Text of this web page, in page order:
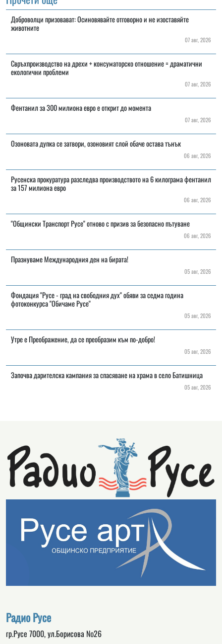
Доброволци призовават: Осиновявайте отговорно и не изоставяйте
животните
07 авг, 2026
Свръхпроизводство на дрехи + консуматорско отношение = драматични
екологични проблеми
07 авг, 2026
Фентанил за 300 милиона евро е открит до момента
07 авг, 2026
Озоновата дупка се затвори, озоновият слой обаче остава тънък
06 авг, 2026
Русенска прокуратура разследва производството на 6 килограма фентанил
за 157 милиона евро
06 авг, 2026
"Общински Транспорт Русе" отново с призив за безопасно пътуване
06 авг, 2026
Празнуваме Международния ден на бирата!
05 авг, 2026
Фондация "Русе - град на свободния дух" обяви за седма година
фотоконкурса "Обичаме Русе"
05 авг, 2026
Утре е Преображение, да се преобразим към по-добро!
05 авг, 2026
Започва дарителска кампания за спасяване на храма в село Батишница
05 авг, 2026
Радио Русе
гр.Русе 7000, ул.Борисова №26